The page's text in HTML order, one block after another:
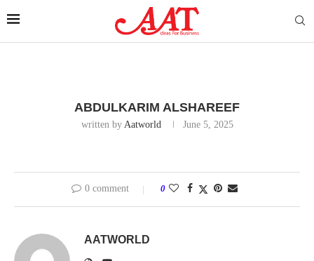
ABDULKARIM ALSHAREEF
written by Aatworld June 5, 2025
0 comment 0
AATWORLD